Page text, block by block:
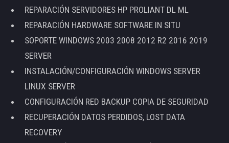
REPARACIÓN SERVIDORES HP PROLIANT DL ML
REPARACIÓN HARDWARE SOFTWARE IN SITU
SOPORTE WINDOWS 2003 2008 2012 R2 2016 2019
SERVER
INSTALACIÓN/CONFIGURACIÓN WINDOWS SERVER
LINUX SERVER
CONFIGURACIÓN RED BACKUP COPIA DE SEGURIDAD
RECUPERACIÓN DATOS PERDIDOS, LOST DATA
RECOVERY